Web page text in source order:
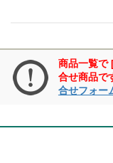
商品一覧で
合せ商品で
合せフォー